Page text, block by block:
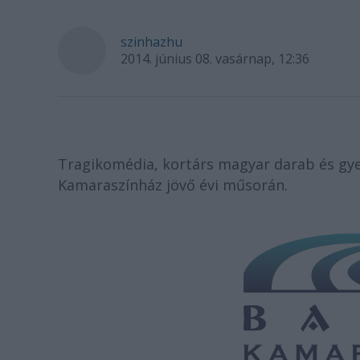
szinhazhu
2014. június 08. vasárnap, 12:36
Tragikomédia, kortárs magyar darab és
Kamaraszínház jövő évi műsorán.